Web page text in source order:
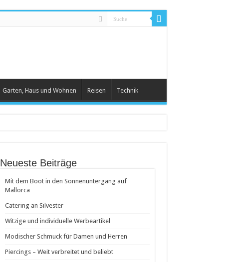
Garten, Haus und Wohnen Reisen Technik
Neueste Beiträge
Mit dem Boot in den Sonnenuntergang auf
Mallorca
Catering an Silvester
Witzige und individuelle Werbeartikel
Modischer Schmuck für Damen und Herren
Piercings – Weit verbreitet und beliebt